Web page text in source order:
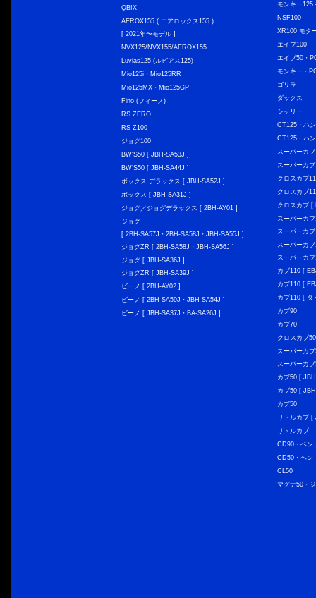
QBIX
AEROX155 ( エアロックス155 )
[ 2021年〜モデル ]
NVX125/NVX155/AEROX155
Luvias125 (ルビアス125)
Mio125i・Mio125RR
Mio125MX・Mio125GP
Fino (フィーノ)
RS ZERO
RS Z100
ジョグ100
BW'S50 [ JBH-SA53J ]
BW'S50 [ JBH-SA44J ]
ボックス デラックス [ JBH-SA52J ]
ボックス [ JBH-SA31J ]
ジョグ／ジョグデラックス [ 2BH-AY01 ]
ジョグ
[ 2BH-SA57J・2BH-SA58J・JBH-SA55J ]
ジョグZR [ 2BH-SA58J・JBH-SA56J ]
ジョグ [ JBH-SA36J ]
ジョグZR [ JBH-SA39J ]
ビーノ [ 2BH-AY02 ]
ビーノ [ 2BH-SA59J・JBH-SA54J ]
ビーノ [ JBH-SA37J・BA-SA26J ]
モンキー125
NSF100
XR100 モタ
エイプ100
エイプ50・
モンキー・
ゴリラ
ダックス
シャリー
CT125・ハ
CT125・ハ
スーパーカ
スーパーカ
クロスカブ
クロスカブ
クロスカブ [
スーパーカ
スーパーカ
スーパーカ
スーパーカ
カブ110 [
カブ110 [
カブ110 [ タ
カブ90
カブ70
クロスカブ
スーパーカ
スーパーカ
カブ50 [
カブ50 [
カブ50
リトルカブ
リトルカブ
CD90・ベン
CD50・ベン
CL50
マグナ50・